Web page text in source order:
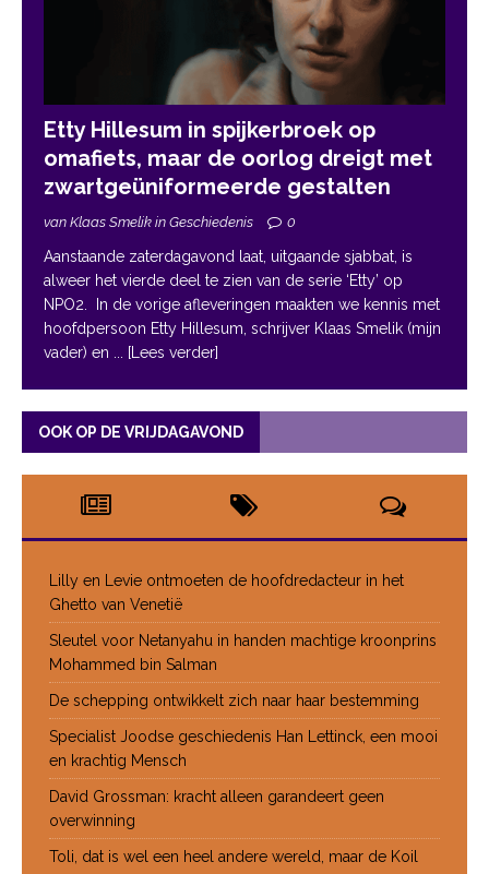
Etty Hillesum in spijkerbroek op
omafiets, maar de oorlog dreigt met
zwartgeüniformeerde gestalten
van Klaas Smelik in Geschiedenis 0
Aanstaande zaterdagavond laat, uitgaande sjabbat, is
alweer het vierde deel te zien van de serie ‘Etty’ op
NPO2. In de vorige afleveringen maakten we kennis met
hoofdpersoon Etty Hillesum, schrijver Klaas Smelik (mijn
vader) en
... [Lees verder]
OOK OP DE VRIJDAGAVOND
Lilly en Levie ontmoeten de hoofdredacteur in het
Ghetto van Venetië
Sleutel voor Netanyahu in handen machtige kroonprins
Mohammed bin Salman
De schepping ontwikkelt zich naar haar bestemming
Specialist Joodse geschiedenis Han Lettinck, een mooi
en krachtig Mensch
David Grossman: kracht alleen garandeert geen
overwinning
Toli, dat is wel een heel andere wereld, maar de Koil